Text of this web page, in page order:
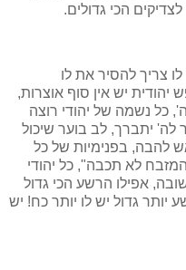
הכי גדולים.
צריך להסיר את לו
יהודית יש אין סוף אוצרות,
כל נשמה של יהודי רוצה
לה' יתברך, לב בוער שיכול
להבה, בפנימיות של כל
לא תכבה", כל יהודי
אפילו הרשע הכי גדול
יותר גדול יש לו יותר כח! יש